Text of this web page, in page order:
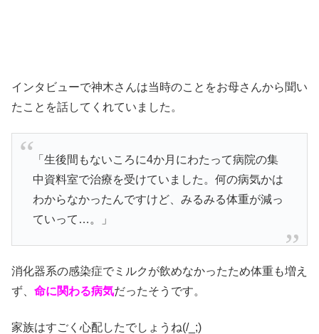
インタビューで神木さんは当時のことをお母さんから聞い
たことを話してくれていました。
「生後間もないころに4か月にわたって病院の集
中資料室で治療を受けていました。何の病気かは
わからなかったんですけど、みるみる体重が減っ
ていって…。」
消化器系の感染症でミルクが飲めなかったため体重も増え
ず、 命に関わる病気だったそうです。
家族はすごく心配したでしょうね(/_;)